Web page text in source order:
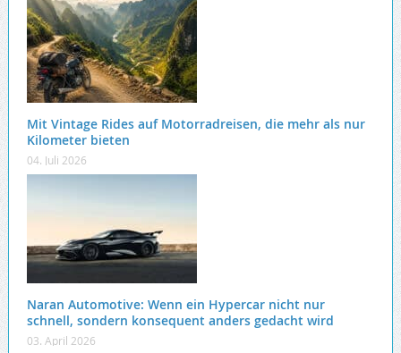
Mit Vintage Rides auf Motorradreisen, die mehr als nur
Kilometer bieten
04. Juli 2026
Naran Automotive: Wenn ein Hypercar nicht nur
schnell, sondern konsequent anders gedacht wird
03. April 2026